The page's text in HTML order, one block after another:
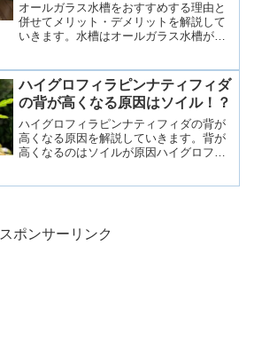
オールガラス水槽をおすすめする理由と
併せてメリット・デメリットを解説して
いきます。水槽はオールガラス水槽がお
あり、後者をオールガラス水槽と呼んだ
りします。そして水槽を購...
ハイグロフィラピンナティフィダ
の背が高くなる原因はソイル！？
ハイグロフィラピンナティフィダの背が
高くなる原因を解説していきます。背が
高くなるのはソイルが原因ハイグロフィ
スポンサーリンク